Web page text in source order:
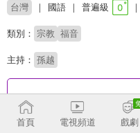
台灣 國語 普遍級
類別： 宗教 福音
主持： 孫越
首頁 電視頻道 戲劇